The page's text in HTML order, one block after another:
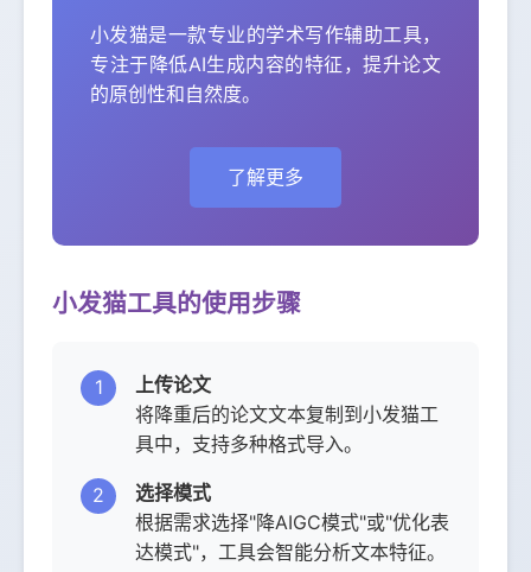
小发猫是一款专业的学术写作辅助工具，
专注于降低AI生成内容的特征，提升论文
的原创性和自然度。
了解更多
小发猫工具的使用步骤
1
上传论文
将降重后的论文文本复制到小发猫工
具中，支持多种格式导入。
2
选择模式
根据需求选择"降AIGC模式"或"优化表
达模式"，工具会智能分析文本特征。